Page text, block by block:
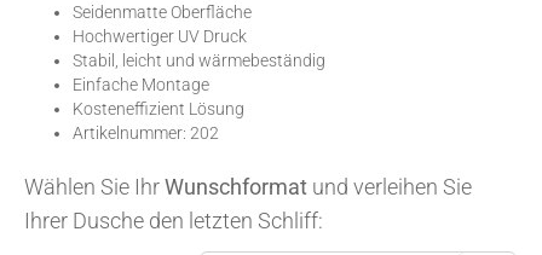
Seidenmatte Oberfläche
Hochwertiger UV Druck
Stabil, leicht und wärmebeständig
Einfache Montage
Kosteneffizient Lösung
Artikelnummer: 202
Wählen Sie IhrWunschformat und verleihen Sie
Ihrer Dusche den letzten Schliff: